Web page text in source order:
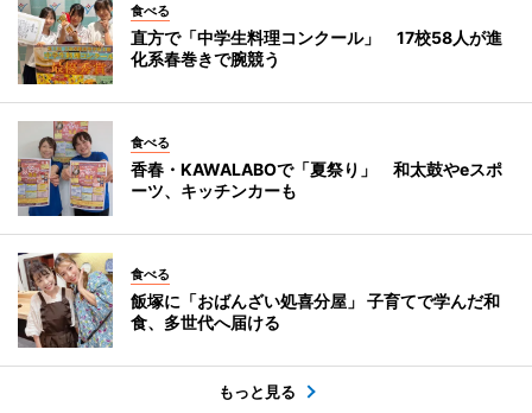
食べる
直方で「中学生料理コンクール」 17校58人が進
化系春巻きで腕競う
食べる
香春・KAWALABOで「夏祭り」 和太鼓やeスポ
ーツ、キッチンカーも
食べる
飯塚に「おばんざい処喜分屋」 子育てで学んだ和
食、多世代へ届ける
もっと見る